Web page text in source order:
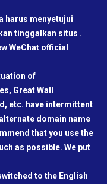
harus menyetujui
tinggalkan situs .
WeChat official
of
Great Wall
etc. have intermittent
domain name
that you use the
as possible. We put
to the English